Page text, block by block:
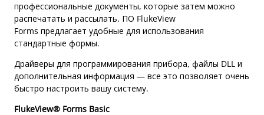
профессиональные документы, которые затем можно
распечатать и рассылать. ПО FlukeView
Forms предлагает удобные для использования
стандартные формы.
Драйверы для программирования прибора, файлы DLL и
дополнительная информация — все это позволяет очень
быстро настроить вашу систему.
FlukeView® Forms Basic